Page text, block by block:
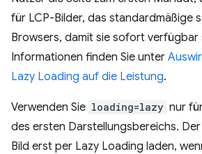
für LCP-Bilder, das standardmäßige
Browsers, damit sie sofort verfügbar
Informationen finden Sie unter
Lazy Loading auf die Leistung.
Verwenden Sie loading=lazy nur
des ersten Darstellungsbereichs.
Bild erst per Lazy Loading laden,